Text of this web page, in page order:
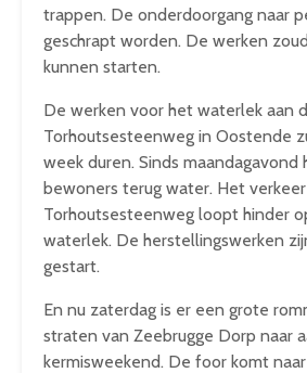
trappen. De onderdoorgang naar
geschrapt worden. De werken
kunnen starten.
De werken voor het waterlek aan
Torhoutsesteenweg in Oostende
week duren. Sinds maandagavond
bewoners terug water. Het
Torhoutsesteenweg loopt hinder
waterlek. De herstellingswerken
gestart.
En nu zaterdag is er een grote
straten van Zeebrugge Dorp naar
kermisweekend. De foor komt